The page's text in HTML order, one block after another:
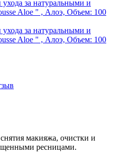
макияжа, очистки и
ресницами.